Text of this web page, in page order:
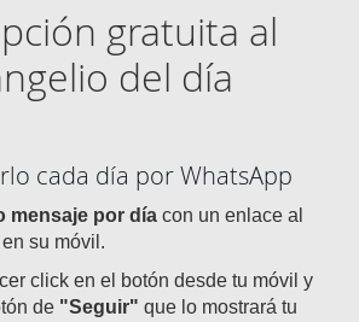
gratuita al
del día
cada día por WhatsApp
mensaje por día con un enlace al
su móvil.
click en el botón desde tu móvil y
de "Seguir" que lo mostrará tu